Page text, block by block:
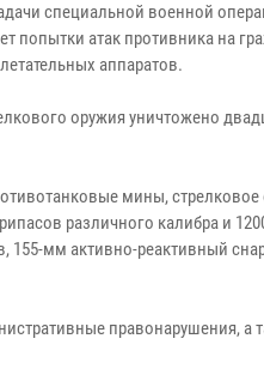
специальной военной
попытки атак противника на
аппаратов.
оружия уничтожено
мины, стрелковое
различного калибра и
155-мм активно-реактивный
правонарушения, а